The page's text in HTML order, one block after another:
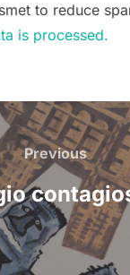
to reduce
is processed.
Previous
Previous